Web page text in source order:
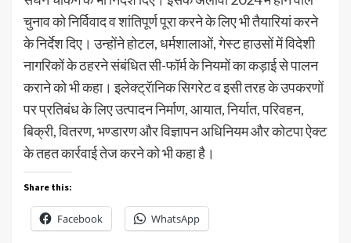
चुनाव को निर्विवाद व शांतिपूर्ण पूरा करने के लिए भी तैयारियां करने
के निर्देश दिए। उन्होंने होटल, धर्मशालाओं, गेस्ट हाउसों में विदेशी
नागरिकों के ठहरने संबंधित सी-फॉर्म के नियमों का कड़ाई से पालन
कराने को भी कहा। इलेक्ट्रॅानिक सिगरेट व इसी तरह के उपकरणों
पर प्रतिबंध के लिए उत्पादन निर्माण, आयात, निर्यात, परिवहन,
बिक्री, वितरण, भण्डारण और विज्ञापन अधिनियम और कोटपा ऐक्ट
के तहत कार्रवाई तेज करने को भी कहा है।
Share this:
Facebook WhatsApp